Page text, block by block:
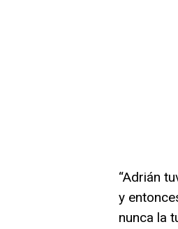
“Adrián
y
nunca la